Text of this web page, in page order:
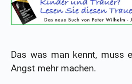
Das was man kennt, muss
Angst mehr machen.